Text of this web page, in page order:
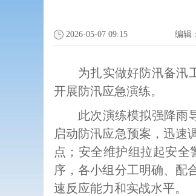
2026-05-07 09:15 编辑：
为扎实做好防汛备汛
开展防汛应急演练。
此次演练模拟强降雨
启动防汛应急预案，迅速
点； 安全维护组拉起安全
序，各小组分工明确、配
速反应能力和实战水平。​